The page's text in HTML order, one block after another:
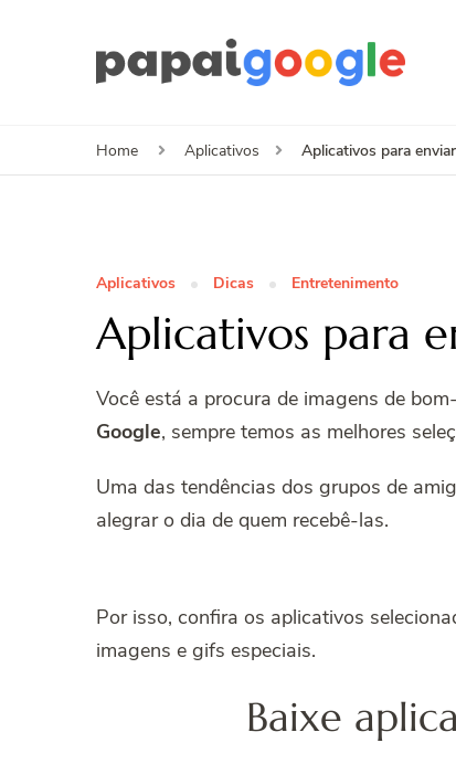
Home Aplicativos Aplicativos para
Aplicativos Dicas Entretenimento
Aplicativos para
Você está a procura de imagens de
Google, sempre temos as melhores
Uma das tendências dos grupos de
alegrar o dia de quem recebê-las.
Por isso, confira os aplicativos
imagens e gifs especiais.
Baixe